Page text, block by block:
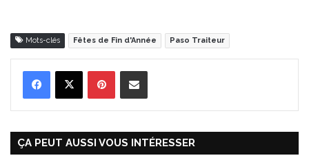
Mots-clés Fêtes de Fin d'Année Paso Traiteur
ÇA PEUT AUSSI VOUS INTÉRESSER